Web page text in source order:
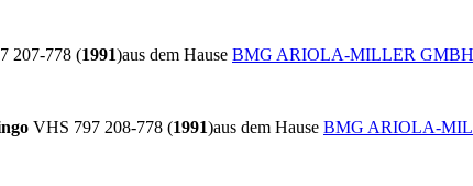
207-778 (1991)aus dem Hause BMG ARIOLA-MILLER GMBH
VHS 797 208-778 (1991)aus dem Hause BMG ARIOLA-